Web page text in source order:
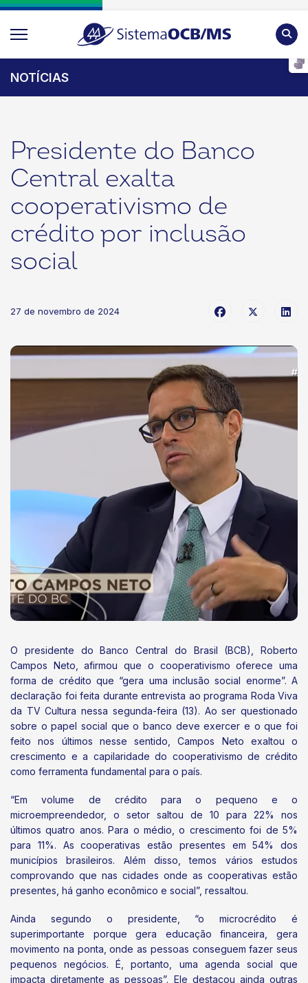
NOTÍCIAS
Presidente do Banco
Central exalta
cooperativismo de
crédito por inclusão
social
27 de novembro de 2024
O presidente do Banco Central do Brasil (BCB), Roberto
Campos Neto, afirmou que o cooperativismo oferece uma
forma de crédito que “gera uma inclusão social enorme”. A
declaração foi feita durante entrevista ao programa Roda Viva
da TV Cultura nessa segunda-feira (13). Ao ser questionado
sobre o papel social que o banco deve exercer e o que foi
feito nos últimos nesse sentido, Campos Neto exaltou o
crescimento e a capilaridade do cooperativismo de crédito
como ferramenta fundamental para o país.
“Em volume de crédito para o pequeno e o
microempreendedor, o setor saltou de 10 para 22% nos
últimos quatro anos. Para o médio, o crescimento foi de 5%
para 11%. As cooperativas estão presentes em 54% dos
municípios brasileiros. Além disso, temos vários estudos
comprovando que nas cidades onde as cooperativas estão
presentes, há ganho econômico e social”, ressaltou.
Ainda segundo o presidente, “o microcrédito é
superimportante porque gera educação financeira, gera
movimento na ponta, onde as pessoas conseguem fazer seus
pequenos negócios. É, portanto, uma agenda social que
impacta diretamente as pessoas”. Ele destacou ainda outras